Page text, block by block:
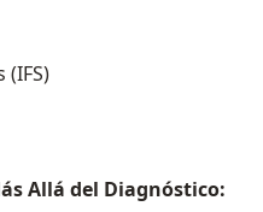
(IFS)
Allá del Diagnóstico: